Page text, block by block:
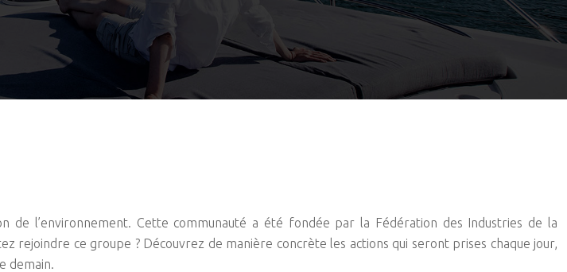
de l’environnement. Cette communauté a été fondée par la Fédération des Industries de la
rejoindre ce groupe ? Découvrez de manière concrète les actions qui seront prises chaque jour,
demain.